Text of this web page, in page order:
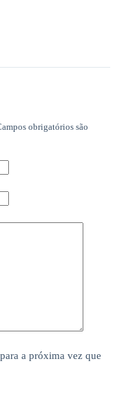
obrigatórios são
a próxima vez que